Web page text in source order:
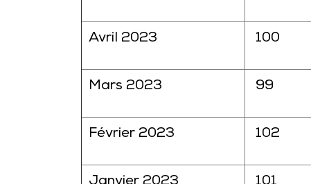
Avril 2023 100
Mars 2023 99
Février 2023 102